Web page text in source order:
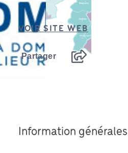
VOIR SITE WEB
Partager
Information générales